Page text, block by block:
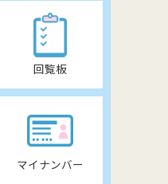
回覧板
マイナンバー